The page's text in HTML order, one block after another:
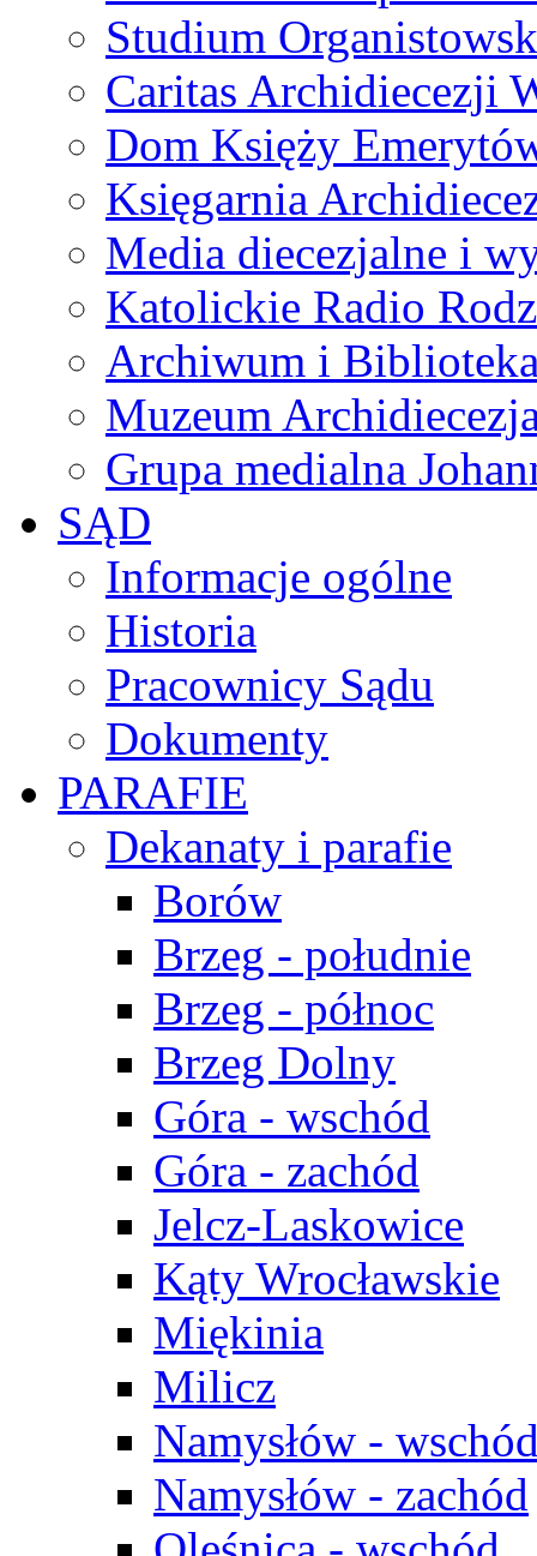
Studium
Caritas Archidiecezji
Dom Księży
Księgarnia
Media diecezjalne i
Katolickie Radio
Archiwum i
Muzeum
Grupa medialna
SĄD
Informacje ogólne
Historia
Pracownicy Sądu
Dokumenty
PARAFIE
Dekanaty i parafie
Borów
Brzeg - południe
Brzeg - północ
Brzeg Dolny
Góra - wschód
Góra - zachód
Jelcz-Laskowice
Kąty Wrocławskie
Miękinia
Milicz
Namysłów -
Namysłów - zachód